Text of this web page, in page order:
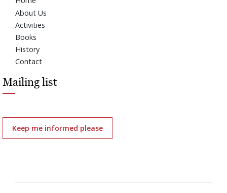
About Us
Activities
Books
History
Contact
Mailing list
Keep me informed please